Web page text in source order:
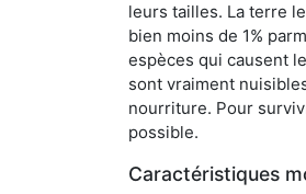
leurs tailles. La terre
bien moins de 1%
espèces qui causent
sont vraiment
nourriture. Pour
possible.
Caractéristiques